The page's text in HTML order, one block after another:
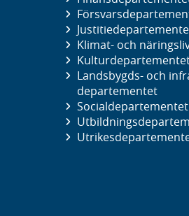
Klimat- och
Landsbygds- och
departementet
Social­departementet